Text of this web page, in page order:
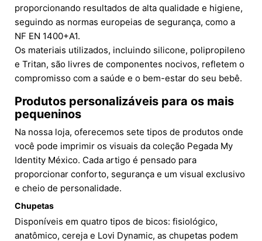
proporcionando resultados de alta qualidade e higiene,
seguindo as normas europeias de segurança, como a
NF EN 1400+A1.
Os materiais utilizados, incluindo silicone, polipropileno
e Tritan, são livres de componentes nocivos, refletem o
compromisso com a saúde e o bem-estar do seu bebê.
Produtos personalizáveis para os mais
pequeninos
Na nossa loja, oferecemos sete tipos de produtos onde
você pode imprimir os visuais da coleção Pegada My
Identity México. Cada artigo é pensado para
proporcionar conforto, segurança e um visual exclusivo
e cheio de personalidade.
Chupetas
Disponíveis em quatro tipos de bicos: fisiológico,
anatômico, cereja e Lovi Dynamic, as chupetas podem